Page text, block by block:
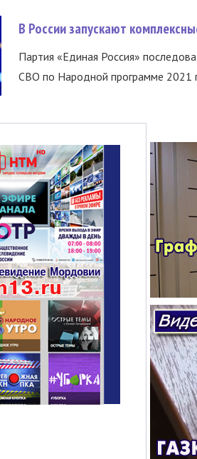
В России запускают
Партия «Единая Россия»
СВО по Народной программе 2021